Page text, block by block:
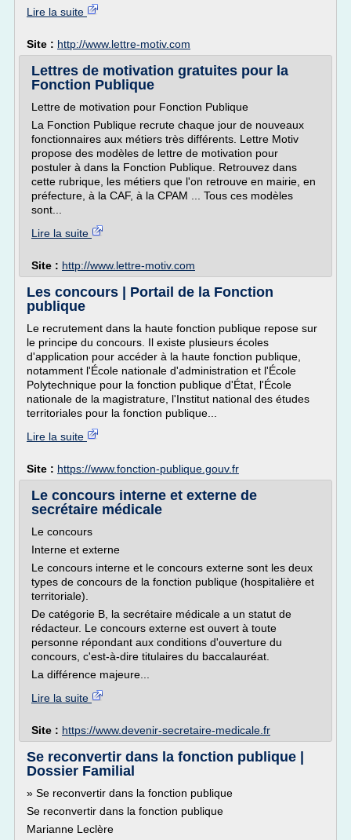
Lire la suite
Site : http://www.lettre-motiv.com
Lettres de motivation gratuites pour la
Fonction Publique
Lettre de motivation pour Fonction Publique
La Fonction Publique recrute chaque jour de nouveaux
fonctionnaires aux métiers très différents. Lettre Motiv
propose des modèles de lettre de motivation pour
postuler à dans la Fonction Publique. Retrouvez dans
cette rubrique, les métiers que l'on retrouve en mairie, en
préfecture, à la CAF, à la CPAM ... Tous ces modèles
sont...
Lire la suite
Site : http://www.lettre-motiv.com
Les concours | Portail de la Fonction
publique
Le recrutement dans la haute fonction publique repose sur
le principe du concours. Il existe plusieurs écoles
d'application pour accéder à la haute fonction publique,
notamment l'École nationale d'administration et l'École
Polytechnique pour la fonction publique d'État, l'École
nationale de la magistrature, l'Institut national des études
territoriales pour la fonction publique...
Lire la suite
Site : https://www.fonction-publique.gouv.fr
Le concours interne et externe de
secrétaire médicale
Le concours
Interne et externe
Le concours interne et le concours externe sont les deux
types de concours de la fonction publique (hospitalière et
territoriale).
De catégorie B, la secrétaire médicale a un statut de
rédacteur. Le concours externe est ouvert à toute
personne répondant aux conditions d'ouverture du
concours, c'est-à-dire titulaires du baccalauréat.
La différence majeure...
Lire la suite
Site : https://www.devenir-secretaire-medicale.fr
Se reconvertir dans la fonction publique |
Dossier Familial
» Se reconvertir dans la fonction publique
Se reconvertir dans la fonction publique
Marianne Leclère